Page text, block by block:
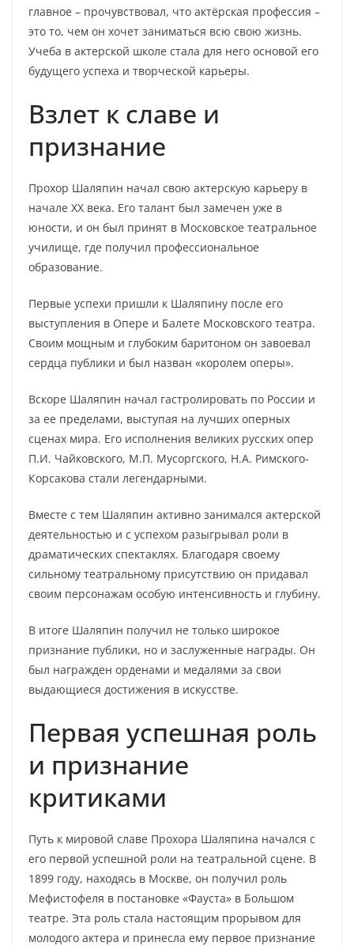
главное – прочувствовал, что актёрская профессия –
это то, чем он хочет заниматься всю свою жизнь.
Учеба в актерской школе стала для него основой его
будущего успеха и творческой карьеры.
Взлет к славе и
признание
Прохор Шаляпин начал свою актерскую карьеру в
начале XX века. Его талант был замечен уже в
юности, и он был принят в Московское театральное
училище, где получил профессиональное
образование.
Первые успехи пришли к Шаляпину после его
выступления в Опере и Балете Московского театра.
Своим мощным и глубоким баритоном он завоевал
сердца публики и был назван «королем оперы».
Вскоре Шаляпин начал гастролировать по России и
за ее пределами, выступая на лучших оперных
сценах мира. Его исполнения великих русских опер
П.И. Чайковского, М.П. Мусоргского, Н.А. Римского-
Корсакова стали легендарными.
Вместе с тем Шаляпин активно занимался актерской
деятельностью и с успехом разыгрывал роли в
драматических спектаклях. Благодаря своему
сильному театральному присутствию он придавал
своим персонажам особую интенсивность и глубину.
В итоге Шаляпин получил не только широкое
признание публики, но и заслуженные награды. Он
был награжден орденами и медалями за свои
выдающиеся достижения в искусстве.
Первая успешная роль
и признание
критиками
Путь к мировой славе Прохора Шаляпина начался с
его первой успешной роли на театральной сцене. В
1899 году, находясь в Москве, он получил роль
Мефистофеля в постановке «Фауста» в Большом
театре. Эта роль стала настоящим прорывом для
молодого актера и принесла ему первое признание